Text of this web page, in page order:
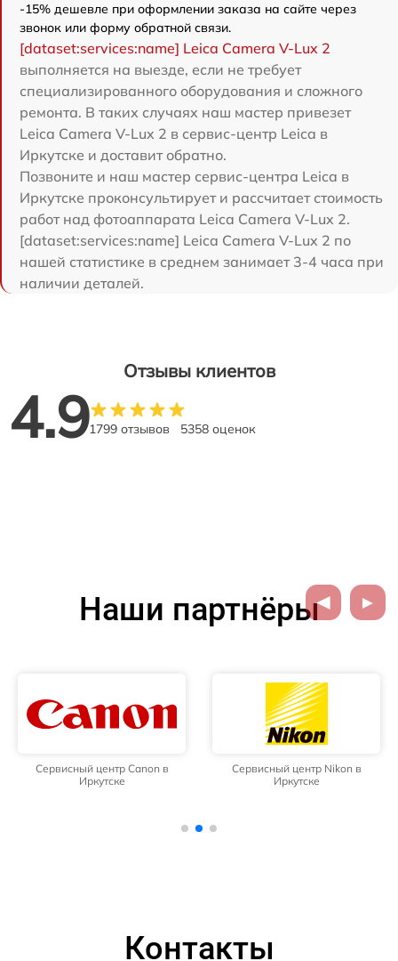
-15% дешевле при оформлении заказа на сайте через
звонок или форму обратной связи.
[dataset:services:name] Leica Camera V-Lux 2
выполняется на выезде, если не требует
специализированного оборудования и сложного
ремонта. В таких случаях наш мастер привезет
Leica Camera V-Lux 2 в сервис-центр Leica в
Иркутске и доставит обратно.
Позвоните и наш мастер сервис-центра Leica в
Иркутске проконсультирует и рассчитает стоимость
работ над фотоаппарата Leica Camera V-Lux 2.
[dataset:services:name] Leica Camera V-Lux 2 по
нашей статистике в среднем занимает 3-4 часа при
наличии деталей.
Отзывы клиентов
4.91799 отзывов 5358 оценок
Наши партнёры
Сервисный центр Canon в
Иркутске
Сервисный центр Nikon в
Иркутске
Контакты